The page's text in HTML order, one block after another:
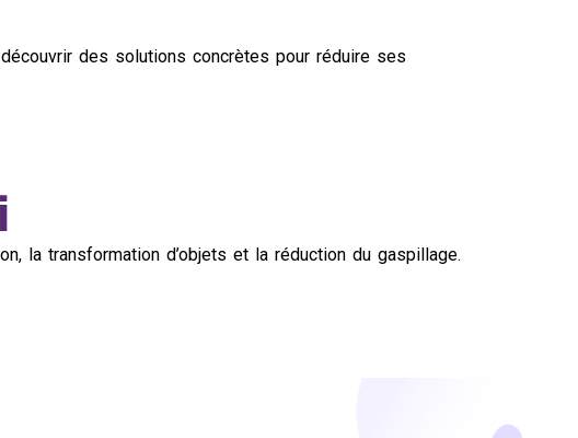
des solutions concrètes pour réduire ses
la transformation d’objets et la réduction du gaspillage.